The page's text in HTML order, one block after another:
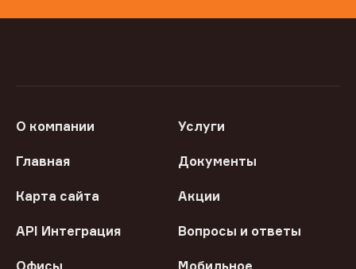
О компании Услуги
Главная Документы
Карта сайта Акции
API Интеграция Вопросы и ответы